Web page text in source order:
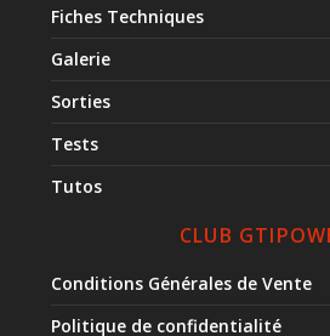
Fiches Techniques
Galerie
Sorties
Tests
Tutos
CLUB
Conditions Générales de Vente
Politique de confidentialité